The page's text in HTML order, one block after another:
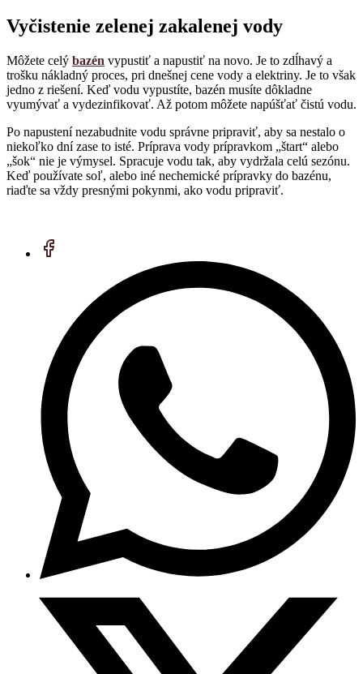
Vyčistenie zelenej zakalenej vody
Môžete celý bazén vypustiť a napustiť na novo. Je to zdĺhavý a
trošku nákladný proces, pri dnešnej cene vody a elektriny. Je to však
jedno z riešení. Keď vodu vypustíte, bazén musíte dôkladne
vyumývať a vydezinfikovať. Až potom môžete napúšťať čistú vodu.
Po napustení nezabudnite vodu správne pripraviť, aby sa nestalo o
niekoľko dní zase to isté. Príprava vody prípravkom „štart“ alebo
„šok“ nie je výmysel. Spracuje vodu tak, aby vydržala celú sezónu.
Keď používate soľ, alebo iné nechemické prípravky do bazénu,
riaďte sa vždy presnými pokynmi, ako vodu pripraviť.